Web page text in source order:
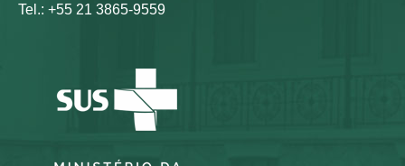
Tel.: +55 21 3865-9559